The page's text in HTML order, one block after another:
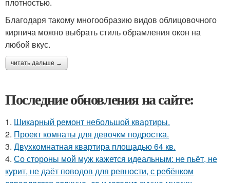
Благодаря такому многообразию видов облицовочного
кирпича можно выбрать стиль обрамления окон на
любой вкус.
читать дальше →
Последние обновления на сайте:
1. Шикарный ремонт небольшой квартиры.
2. Проект комнаты для девочкм подростка.
3. Двухкомнатная квартира площадью 64 кв.
4. Со стороны мой муж кажется идеальным: не пьёт, не
курит, не даёт поводов для ревности, с ребёнком